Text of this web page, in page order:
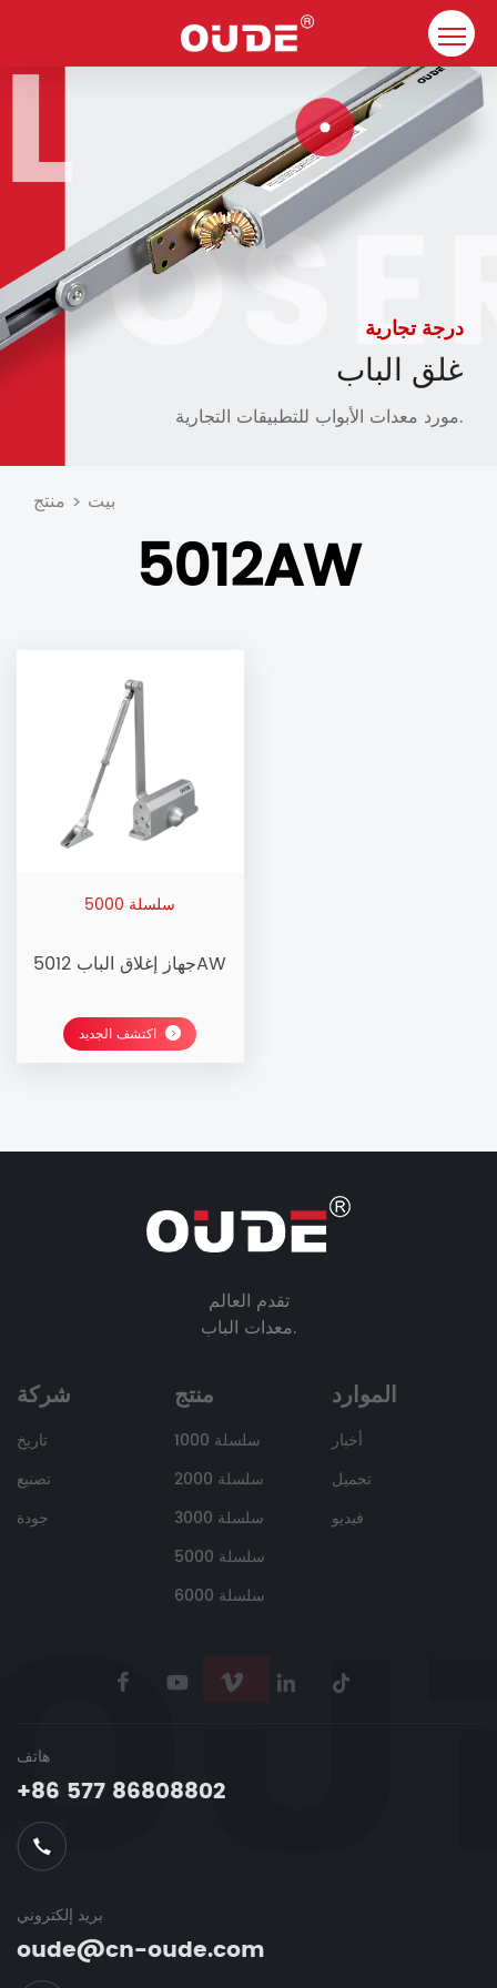
درجة تجارية
غلق الباب
مورد معدات الأبواب للتطبيقات التجارية.
بيت > منتج
5012AW
سلسلة 5000
جهاز إغلاق الباب 5012AW
اكتشف الجديد
تقدم العالم
معدات الباب.
شركة
تاريخ
تصنيع
جودة
منتج
سلسلة 1000
سلسلة 2000
سلسلة 3000
سلسلة 5000
سلسلة 6000
الموارد
أخبار
تحميل
فيديو
هاتف
+86 577 86808802
بريد إلكتروني
oude@cn-oude.com
الموارد
اتصال
الحلول